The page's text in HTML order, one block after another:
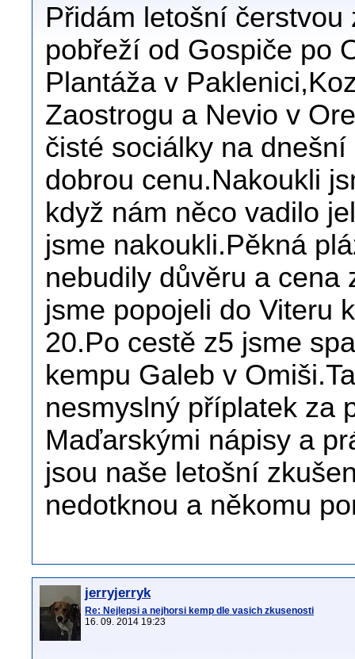
Přidám letošní
pobřeží od Gospiče po
Plantáža v
Zaostrogu a Nevio v
čisté sociálky na
dobrou cenu.Nakoukli
když nám něco vadilo
jsme nakoukli.Pěkná
nebudily důvěru a cena
jsme popojeli do Viteru
20.Po cestě z5 jsme
kempu Galeb v
nesmyslný příplatek za
Maďarskými nápisy a
jsou naše letošní
nedotknou a někomu
jerryjerryk
Re: Nejlepsi a nejhorsi kemp dle vasich zkusenosti
16. 09. 2014 19:23